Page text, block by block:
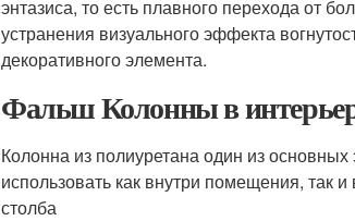
энтазиса, то есть плавного перехода от
устранения визуального эффекта
декоративного элемента.
Фальш Колонны в
Колонна из полиуретана один из
использовать как внутри помещения, так
столба